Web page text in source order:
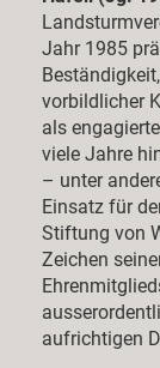
Jahr 1985
vorbildlicher
als
viele Jahre
– unter
Einsatz für
Stiftung von
Zeichen
aufrichtigen